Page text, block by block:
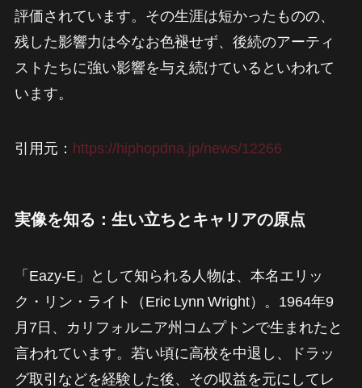
評価されています。その生涯は短かったものの、
残した影響力は今なお色褪せず、後続のアーティ
ストたちに強い影響を与え続けているといわれて
います。
引用元： https://hiphopdna.jp/news/12266
実像を知る：生い立ちとキャリアの原点
「Eazy‑E」として知られる人物は、本名エリッ
ク・リン・ライト（Eric Lynn Wright）。1964年9
月7日、カリフォルニア州コムプトンで生まれたと
言われています。若い頃に高校を中退し、ドラッ
グ取引などを経験した後、その収益を元にしてレ